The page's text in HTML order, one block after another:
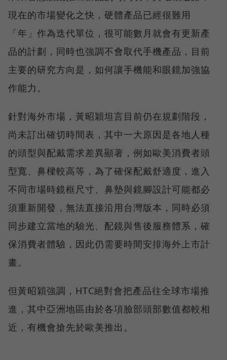
現在的市場變化之快，硬體產品已經很難用
「年」作為迭代單位，很可能數月就會有更新產
品的計劃，同時也強調不會取代手機產品，目前
主要的研究方向是，如何讓手機能和眼鏡加強協
作能力。
針對海外市場，黃昭穎坦言目前仍在規劃階段，
尚未訂出確切時間表，其中一大原因是各地人種
的頭型與配戴需求差異顯著，例如歐美消費者頭
型寬、鼻樑較高等，為了確保配戴舒適度，進入
不同市場時鏡框尺寸、鼻墊與鏡腳設計可能都必
須重新開發，無法直接沿用台灣版本，同時必須
同步建立當地的驗光、配鏡與售後服務體系，確
保消費者體驗，因此仍需要時間安排海外上市計
畫。
但黃昭穎強調，HTC絕對會把產品往全球市場推
進，其中亞洲地區由於各項臉部頭部數值都較相
近，有機會搶先於歐美推出。